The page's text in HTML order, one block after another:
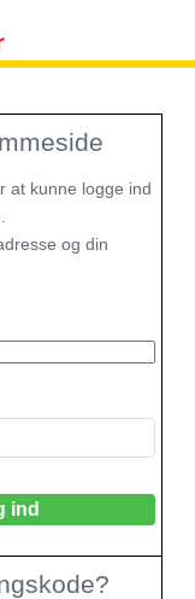
at kunne logge ind
og din